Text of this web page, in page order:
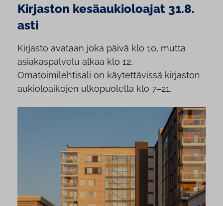
Kirjaston kesäaukioloajat 31.8.
asti
Kirjasto avataan joka päivä klo 10, mutta
asiakaspalvelu alkaa klo 12.
Omatoimilehtisali on käytettävissä kirjaston
aukioloaikojen ulkopuolella klo 7–21.